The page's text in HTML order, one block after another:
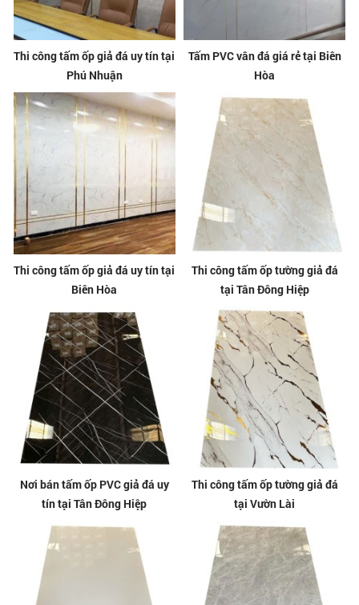
Thi công tấm ốp giả đá uy tín tại
Phú Nhuận
Tấm PVC vân đá giá rẻ tại Biên
Hòa
Thi công tấm ốp giả đá uy tín tại
Biên Hòa
Thi công tấm ốp tường giả đá
tại Tân Đông Hiệp
Nơi bán tấm ốp PVC giả đá uy
tín tại Tân Đông Hiệp
Thi công tấm ốp tường giả đá
tại Vườn Lài